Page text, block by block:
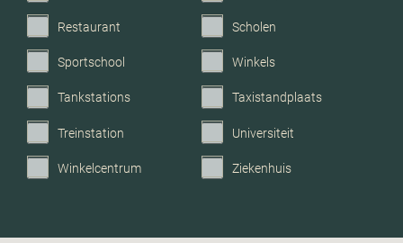
Restaurant Scholen
Sportschool Winkels
Tankstations Taxistandplaats
Treinstation Universiteit
Winkelcentrum Ziekenhuis